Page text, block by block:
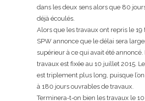
dans les deux sens alors que 80
déjà écoulés.
Alors que les travaux ont repris le 19
SPW annonce que le délai sera
supérieur à ce qui avait été annoncé.
travaux est fixée au 10 juillet 2015.
est triplement plus long, puisque
à 180 jours ouvrables de travaux.
Terminera-t-on bien les travaux le